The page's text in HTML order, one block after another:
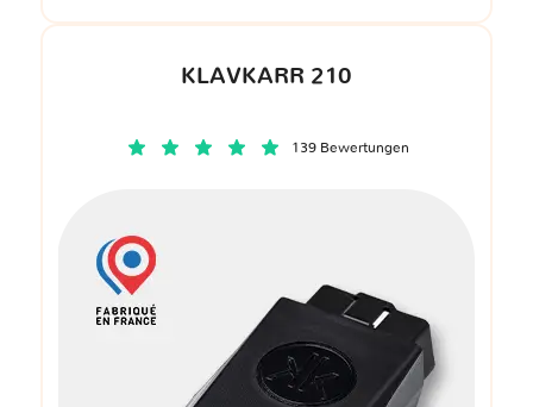
KLAVKARR 210
139 Bewertungen